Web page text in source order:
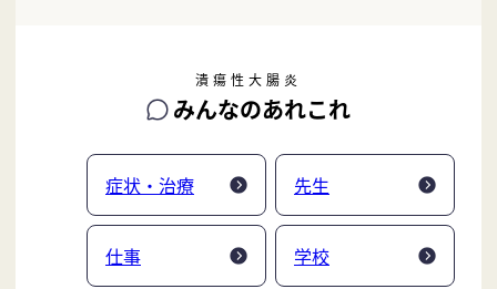
潰瘍性大腸炎
みんなのあれこれ
症状・治療 先生
仕事 学校